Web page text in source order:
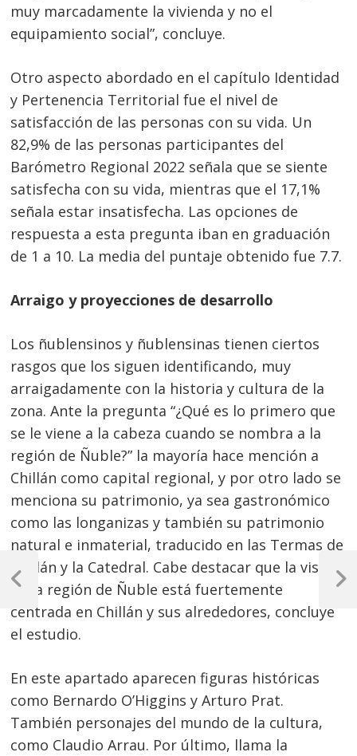
muy marcadamente la vivienda y no el
equipamiento social”, concluye.
Otro aspecto abordado en el capítulo Identidad
y Pertenencia Territorial fue el nivel de
satisfacción de las personas con su vida. Un
82,9% de las personas participantes del
Barómetro Regional 2022 señala que se siente
satisfecha con su vida, mientras que el 17,1%
señala estar insatisfecha. Las opciones de
respuesta a esta pregunta iban en graduación
de 1 a 10. La media del puntaje obtenido fue 7.7.
Arraigo y proyecciones de desarrollo
Los ñublensinos y ñublensinas tienen ciertos
rasgos que los siguen identificando, muy
arraigadamente con la historia y cultura de la
zona. Ante la pregunta “¿Qué es lo primero que
se le viene a la cabeza cuando se nombra a la
región de Ñuble?” la mayoría hace mención a
Chillán como capital regional, y por otro lado se
menciona su patrimonio, ya sea gastronómico
como las longanizas y también su patrimonio
natural e inmaterial, traducido en las Termas de
Chillán y la Catedral. Cabe destacar que la visión
de la región de Ñuble está fuertemente
centrada en Chillán y sus alrededores, concluye
el estudio.
En este apartado aparecen figuras históricas
como Bernardo O’Higgins y Arturo Prat.
También personajes del mundo de la cultura,
como Claudio Arrau. Por último, llama la
Navegación
de
entradas
Previous
Next